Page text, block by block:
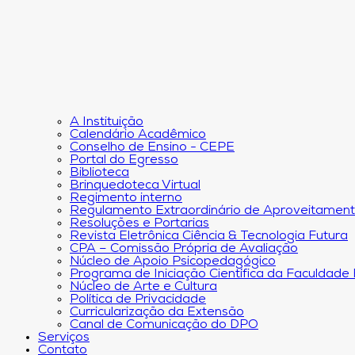
A Instituição
Calendário Acadêmico
Conselho de Ensino - CEPE
Portal do Egresso
Biblioteca
Brinquedoteca Virtual
Regimento interno
Regulamento Extraordinário de
Resoluções e Portarias
Revista Eletrônica Ciência & Tecnologia Futura
CPA – Comissão Própria de Avaliação
Núcleo de Apoio Psicopedagógico
Programa de Iniciação Científica da Faculdade
Núcleo de Arte e Cultura
Política de Privacidade
Curricularização da Extensão
Canal de Comunicação do DPO
Serviços
Contato